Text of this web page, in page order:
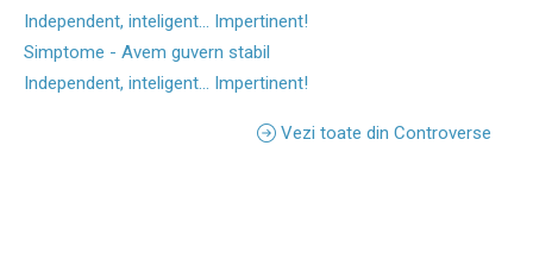
Independent, inteligent... Impertinent!
Simptome - Avem guvern stabil
Independent, inteligent... Impertinent!
Vezi toate din Controverse